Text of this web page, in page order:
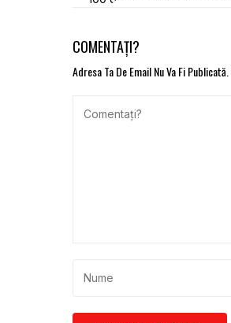
COMENTAȚI?
Adresa Ta De Email Nu Va Fi Publicată.